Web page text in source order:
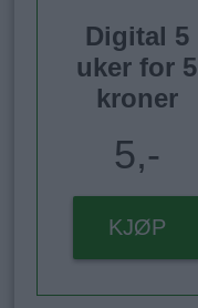
Digital 5
uker for 5
kroner
5,-
KJØP